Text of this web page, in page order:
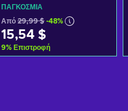
GLOBAL
ΠΑΓΚΌΣΜΙΑ
Από 29,99 $ -48%
15,54 $
9% Επιστροφή